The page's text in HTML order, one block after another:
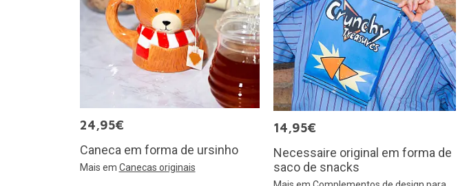
24,95€
Caneca em forma de ursinho
Mais em Canecas originais
14,95€
Necessaire original em forma de
saco de snacks